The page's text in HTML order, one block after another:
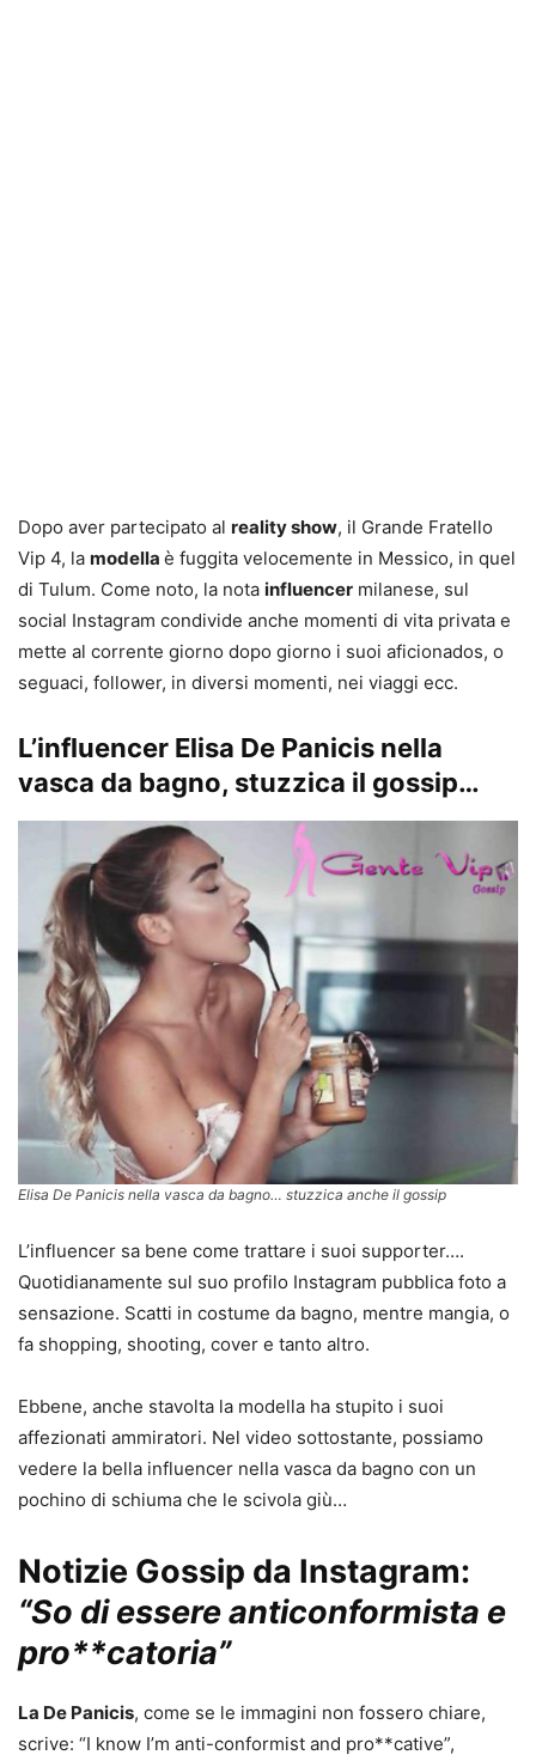
Dopo aver partecipato al reality show, il Grande Fratello
Vip 4, la modella è fuggita velocemente in Messico, in quel
di Tulum. Come noto, la nota influencer milanese, sul
social Instagram condivide anche momenti di vita privata e
mette al corrente giorno dopo giorno i suoi aficionados, o
seguaci, follower, in diversi momenti, nei viaggi ecc.
L’influencer Elisa De Panicis nella
vasca da bagno, stuzzica il gossip…
Elisa De Panicis nella vasca da bagno… stuzzica anche il gossip
L’influencer sa bene come trattare i suoi supporter….
Quotidianamente sul suo profilo Instagram pubblica foto a
sensazione. Scatti in costume da bagno, mentre mangia, o
fa shopping, shooting, cover e tanto altro.
Ebbene, anche stavolta la modella ha stupito i suoi
affezionati ammiratori. Nel video sottostante, possiamo
vedere la bella influencer nella vasca da bagno con un
pochino di schiuma che le scivola giù…
Notizie Gossip da Instagram:
“So di essere anticonformista e
pro**catoria”
La De Panicis, come se le immagini non fossero chiare,
scrive: “I know I’m anti-conformist and pro**cative”,